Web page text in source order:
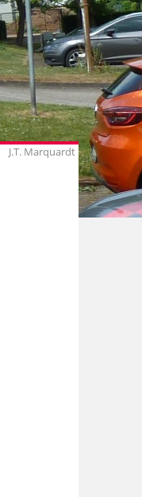
J.T. Marquardt